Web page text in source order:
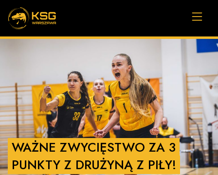
WAŻNE ZWYCIĘSTWO ZA 3
PUNKTY Z DRUŻYNĄ Z PIŁY!